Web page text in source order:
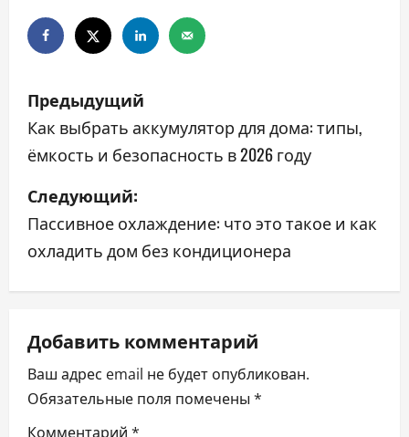
Н
а
в
и
г
а
и
я
Предыдущий
Как выбрать аккумулятор для дома: типы,
ёмкость и безопасность в 2026 году
Следующий:
Пассивное охлаждение: что это такое и как
охладить дом без кондиционера
Добавить комментарий
Ваш адрес email не будет опубликован.
Обязательные поля помечены *
Комментарий *